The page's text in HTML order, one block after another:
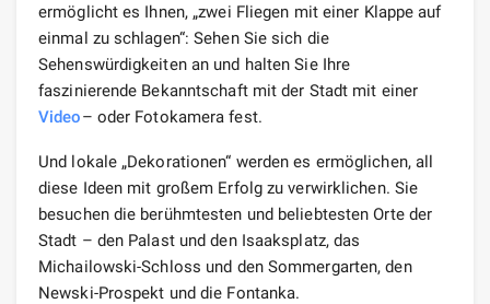
ermöglicht es Ihnen, „zwei Fliegen mit einer Klappe auf
einmal zu schlagen“: Sehen Sie sich die
Sehenswürdigkeiten an und halten Sie Ihre
faszinierende Bekanntschaft mit der Stadt mit einer
Video– oder Fotokamera fest.
Und lokale „Dekorationen“ werden es ermöglichen, all
diese Ideen mit großem Erfolg zu verwirklichen. Sie
besuchen die berühmtesten und beliebtesten Orte der
Stadt – den Palast und den Isaaksplatz, das
Michailowski-Schloss und den Sommergarten, den
Newski-Prospekt und die Fontanka.